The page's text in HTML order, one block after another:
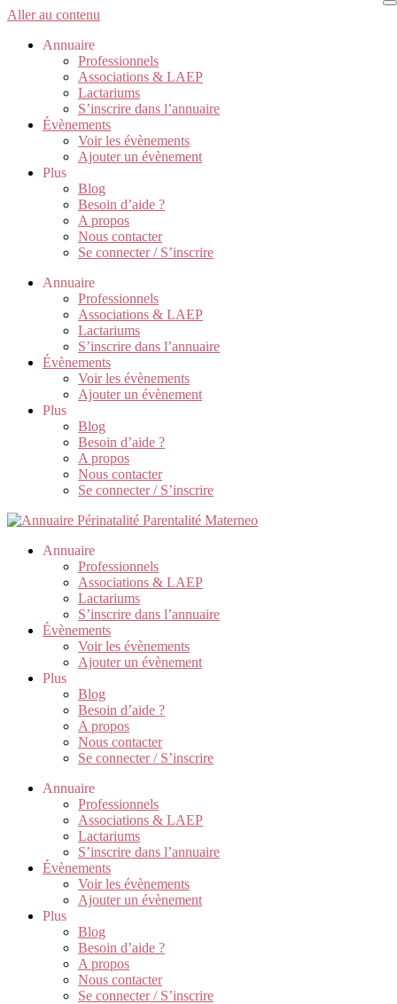
Aller au contenu
Annuaire
Professionnels
Associations & LAEP
Lactariums
S’inscrire dans l’annuaire
Évènements
Voir les évènements
Ajouter un évènement
Plus
Blog
Besoin d’aide ?
A propos
Nous contacter
Se connecter / S’inscrire
Annuaire
Professionnels
Associations & LAEP
Lactariums
S’inscrire dans l’annuaire
Évènements
Voir les évènements
Ajouter un évènement
Plus
Blog
Besoin d’aide ?
A propos
Nous contacter
Se connecter / S’inscrire
Annuaire
Professionnels
Associations & LAEP
Lactariums
S’inscrire dans l’annuaire
Évènements
Voir les évènements
Ajouter un évènement
Plus
Blog
Besoin d’aide ?
A propos
Nous contacter
Se connecter / S’inscrire
Annuaire
Professionnels
Associations & LAEP
Lactariums
S’inscrire dans l’annuaire
Évènements
Voir les évènements
Ajouter un évènement
Plus
Blog
Besoin d’aide ?
A propos
Nous contacter
Se connecter / S’inscrire